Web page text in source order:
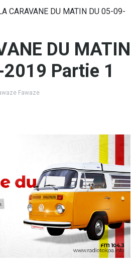
CARAVANE DU MATIN DU 05-09-
Partie 1
Fawaze